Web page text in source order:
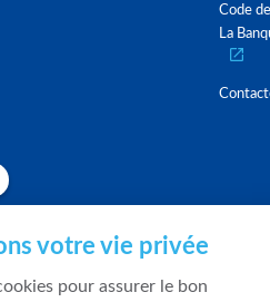
Code
La
votre vie privée
pour assurer le bon